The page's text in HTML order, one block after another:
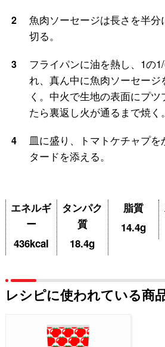
2
魚肉ソーセージは長さを半
切る。
3
フライパンに油を熱し、1の
れ、真ん中に魚肉ソーセー
く。中火で生地の表面にプ
たら裏返し火が通るまで焼く
4
皿に盛り、トマトケチャプ
タードを添える。
エネルギ
ー
436kcal
タンパク
質
18.4g
脂質
14.4g
レシピに使われている商